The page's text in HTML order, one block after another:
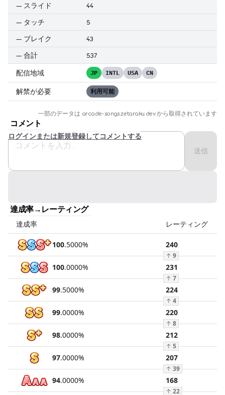
— スライド
44
— タッチ
5
— ブレイク
43
— 合計 537
配信地域 JP INTL USA CN
解禁が必要 利用可能
一部のデータは arcade-songs.zetaraku.devから取得されています
コメント
送信
ログインまたは新規登録してコメントする
達成率→レーティング
達成率 レーティング
100.5000% 240
↑ 9
100.0000% 231
↑ 7
99.5000% 224
↑ 4
99.0000% 220
↑ 8
98.0000% 212
↑ 5
97.0000% 207
↑ 39
94.0000% 168
↑ 22